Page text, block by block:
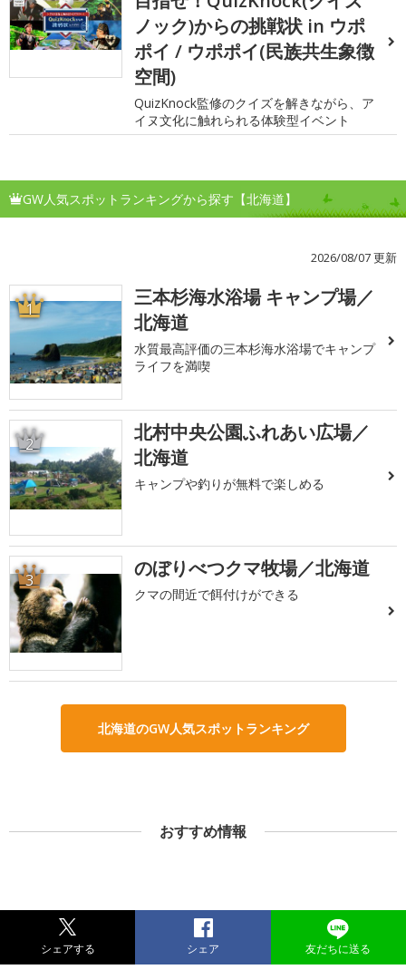
ノック)からの挑戦状 in ウポ
ポイ / ウポポイ(民族共生象徴
空間)
QuizKnock監修のクイズを解きながら、ア
イヌ文化に触れられる体験型イベント
GW人気スポットランキングから探す【北海道】
2026/08/07 更新
1
三本杉海水浴場 キャンプ場／
北海道
水質最高評価の三本杉海水浴場でキャンプ
ライフを満喫
2
北村中央公園ふれあい広場／
北海道
キャンプや釣りが無料で楽しめる
3 のぼりべつクマ牧場／北海道
クマの間近で餌付けができる
北海道のGW人気スポットランキング
おすすめ情報
シェアする シェア 友だちに送る